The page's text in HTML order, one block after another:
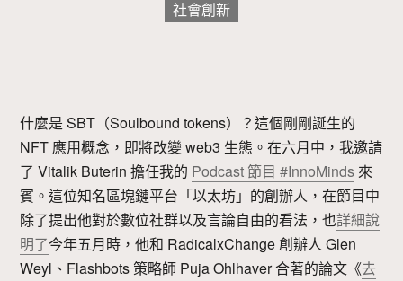
社會創新
什麼是 SBT（Soulbound tokens）？這個剛剛誕生的
NFT 應用概念，即將改變 web3 生態。在六月中，我邀請
了 Vitalik Buterin 擔任我的 Podcast 節目 #InnoMinds 來
賓。這位知名區塊鏈平台「以太坊」的創辦人，在節目中
除了提出他對於數位社群以及言論自由的看法，也詳細說
明了今年五月時，他和 RadicalxChange 創辦人 Glen
Weyl、Flashbots 策略師 Puja Ohlhaver 合著的論文《去